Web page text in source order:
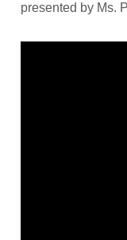
presented by Ms.